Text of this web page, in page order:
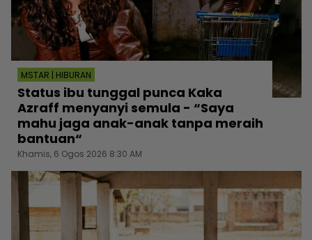
MSTAR | HIBURAN
Status ibu tunggal punca Kaka
Azraff menyanyi semula - “Saya
mahu jaga anak-anak tanpa meraih
bantuan“
Khamis, 6 Ogos 2026 8:30 AM